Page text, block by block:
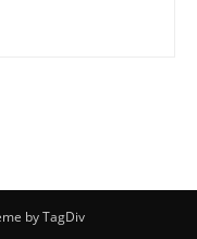
by TagDiv